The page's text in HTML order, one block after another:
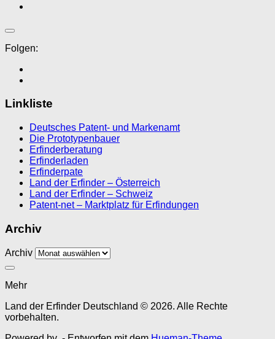
Folgen:
Linkliste
Deutsches Patent- und Markenamt
Die Prototypenbauer
Erfinderberatung
Erfinderladen
Erfinderpate
Land der Erfinder – Österreich
Land der Erfinder – Schweiz
Patent-net – Marktplatz für Erfindungen
Archiv
Archiv
Mehr
Land der Erfinder Deutschland © 2026. Alle Rechte
vorbehalten.